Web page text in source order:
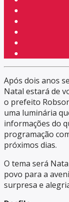
Após dois anos
Natal estará de
o prefeito
uma luminária
informações do
programação
próximos dias.
O tema será
povo para a
surpresa e